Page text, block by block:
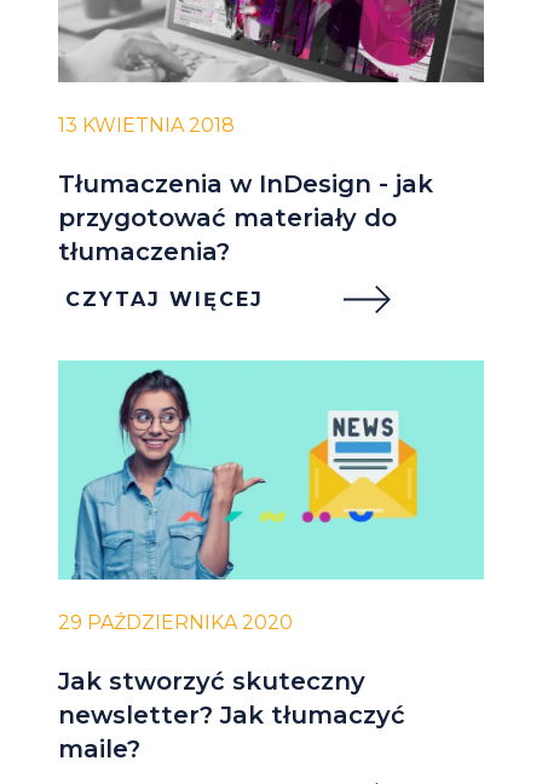
13 KWIETNIA 2018
Tłumaczenia w InDesign - jak
przygotować materiały do
tłumaczenia?
CZYTAJ WIĘCEJ
29 PAŹDZIERNIKA 2020
Jak stworzyć skuteczny
newsletter? Jak tłumaczyć
maile?